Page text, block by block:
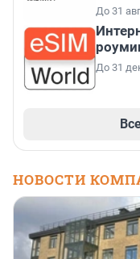
До 31
До 31
НОВОСТИ